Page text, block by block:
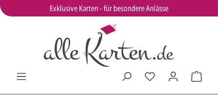
Exklusive Karten - für besondere Anlässe